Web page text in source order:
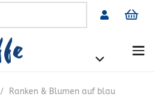
/ Ranken & Blumen auf blau